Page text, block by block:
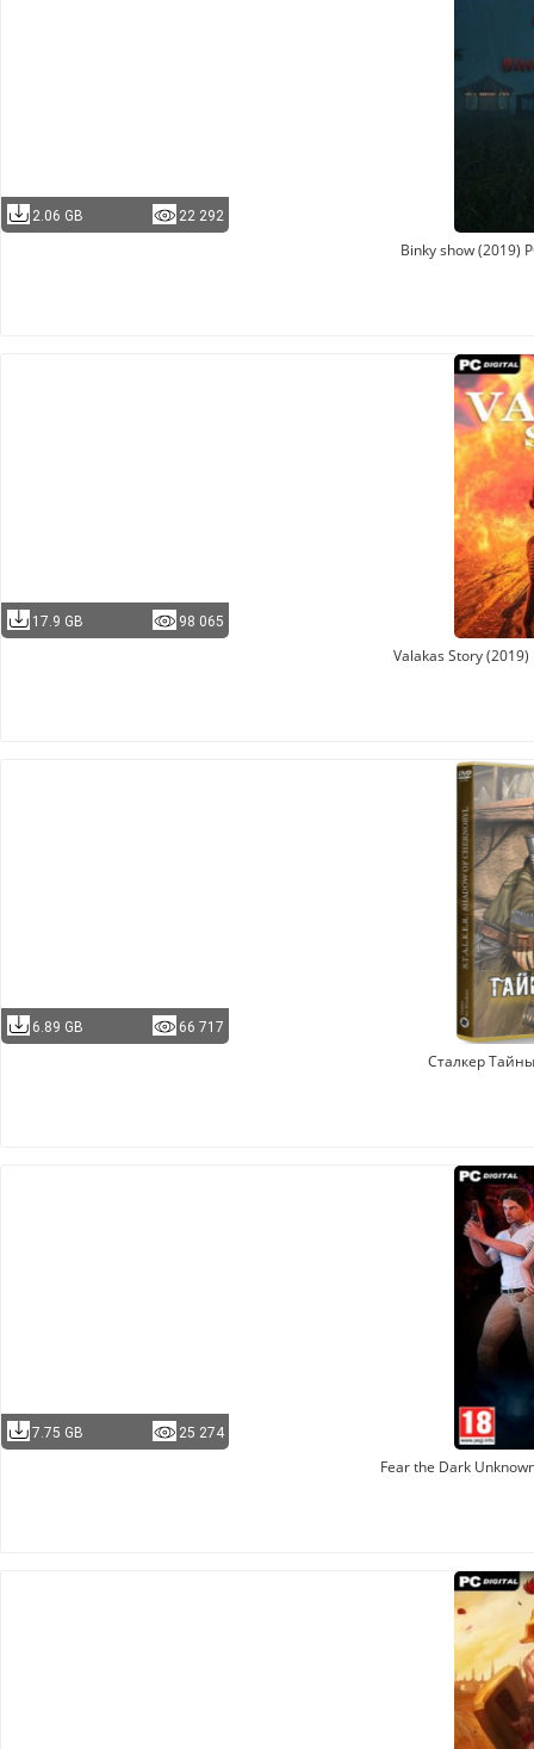
2.06 GB 22 292
Binky show (2019)
17.9 GB 98 065
Valakas Story
6.89 GB 66 717
Сталкер
7.75 GB 25 274
Fear the Dark